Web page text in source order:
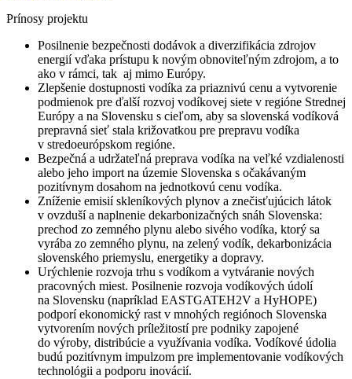
Prínosy projektu
Posilnenie bezpečnosti dodávok a diverzifikácia zdrojov
energií vďaka prístupu k novým obnoviteľným zdrojom, a to
ako v rámci, tak aj mimo Európy.
Zlepšenie dostupnosti vodíka za priaznivú cenu a vytvorenie
podmienok pre ďalší rozvoj vodíkovej siete v regióne Strednej
Európy a na Slovensku s cieľom, aby sa slovenská vodíková
prepravná sieť stala križovatkou pre prepravu vodíka
v stredoeurópskom regióne.
Bezpečná a udržateľná preprava vodíka na veľké vzdialenosti
alebo jeho import na územie Slovenska s očakávaným
pozitívnym dosahom na jednotkovú cenu vodíka.
Zníženie emisií skleníkových plynov a znečisťujúcich látok
v ovzduší a naplnenie dekarbonizačných snáh Slovenska:
prechod zo zemného plynu alebo sivého vodíka, ktorý sa
vyrába zo zemného plynu, na zelený vodík, dekarbonizácia
slovenského priemyslu, energetiky a dopravy.
Urýchlenie rozvoja trhu s vodíkom a vytváranie nových
pracovných miest. Posilnenie rozvoja vodíkových údolí
na Slovensku (napríklad EASTGATEH2V a HyHOPE)
podporí ekonomický rast v mnohých regiónoch Slovenska
vytvorením nových príležitostí pre podniky zapojené
do výroby, distribúcie a využívania vodíka. Vodíkové údolia
budú pozitívnym impulzom pre implementovanie vodíkových
technológii a podporu inovácií.